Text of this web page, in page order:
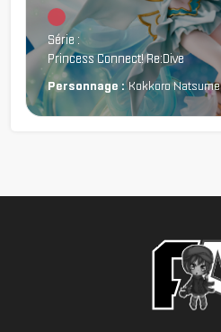
Chargement...
Série :
Princess Connect! Re:Dive
Personnage : Kokkoro Natsume